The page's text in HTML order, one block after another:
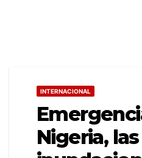
INTERNACIONAL
Nigeria, las